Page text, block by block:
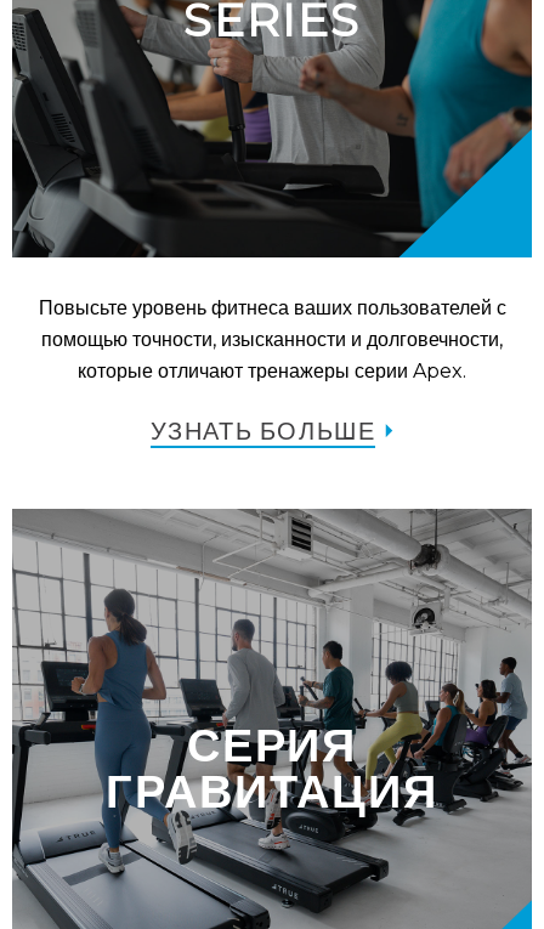
SERIES
Повысьте уровень фитнеса ваших пользователей с
помощью точности, изысканности и долговечности,
которые отличают тренажеры серии Apex.
УЗНАТЬ БОЛЬШЕ
СЕРИЯ
ГРАВИТАЦИЯ